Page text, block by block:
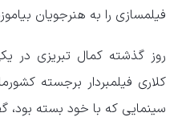
فیلمسازی را به هنرجویان
روز گذشته کمال تبریزی در
کلاری فیلمبردار برجسته
سینمایی که با خود بسته بود،